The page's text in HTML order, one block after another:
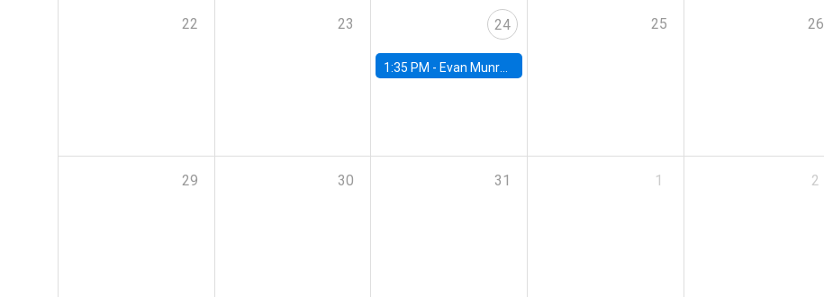
22 23 24
1:35 PM - Evan Munro, Neyman Visiting Assistant Professor in the Department of Statistics at UC Berkeley
25 26
29 30 31 1 2